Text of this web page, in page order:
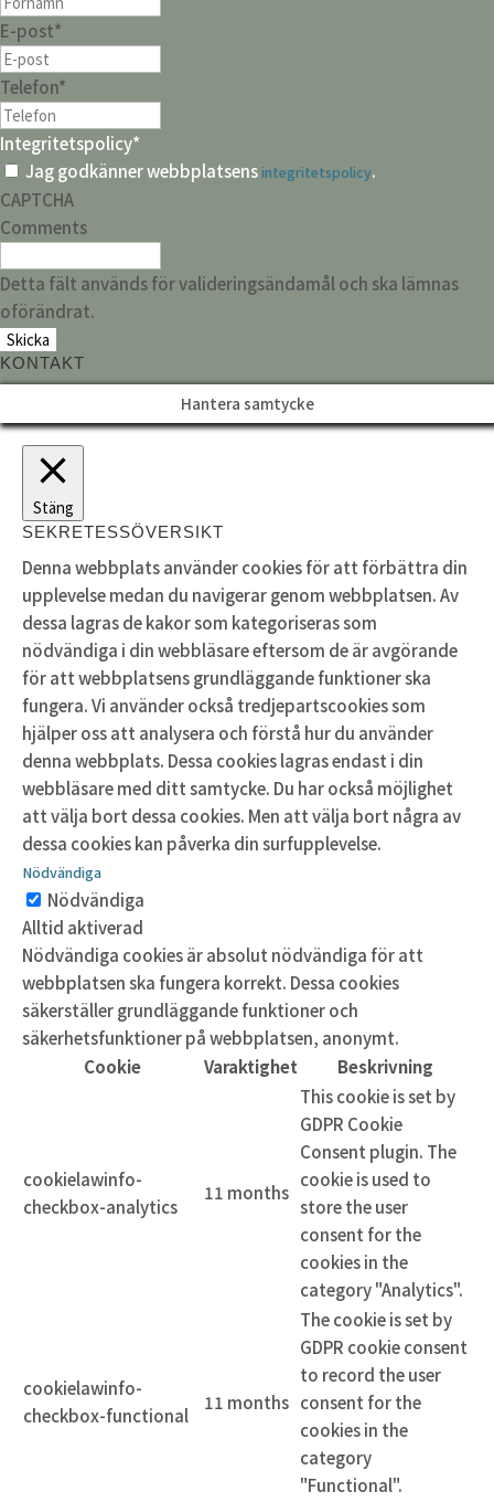
E-post*
Telefon*
Integritetspolicy*
Jag godkänner webbplatsensintegritetspolicy.
CAPTCHA
Comments
Detta fält används för valideringsändamål och ska lämnas
oförändrat.
KONTAKT
Hantera samtycke
Stäng
SEKRETESSÖVERSIKT
Denna webbplats använder cookies för att förbättra din
upplevelse medan du navigerar genom webbplatsen. Av
dessa lagras de kakor som kategoriseras som
nödvändiga i din webbläsare eftersom de är avgörande
för att webbplatsens grundläggande funktioner ska
fungera. Vi använder också tredjepartscookies som
hjälper oss att analysera och förstå hur du använder
denna webbplats. Dessa cookies lagras endast i din
webbläsare med ditt samtycke. Du har också möjlighet
att välja bort dessa cookies. Men att välja bort några av
dessa cookies kan påverka din surfupplevelse.
Nödvändiga
Nödvändiga
Alltid aktiverad
Nödvändiga cookies är absolut nödvändiga för att
webbplatsen ska fungera korrekt. Dessa cookies
säkerställer grundläggande funktioner och
säkerhetsfunktioner på webbplatsen, anonymt.
Cookie
Varaktighet Beskrivning
cookielawinfo-
checkbox-analytics
11 months
This cookie is set by
GDPR Cookie
Consent plugin. The
cookie is used to
store the user
consent for the
cookies in the
category "Analytics".
cookielawinfo-
checkbox-functional
11 months
The cookie is set by
GDPR cookie consent
to record the user
consent for the
cookies in the
category
"Functional".